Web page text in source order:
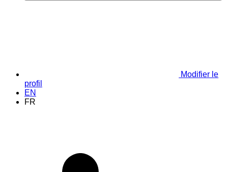
Modifier le
profil
EN
FR